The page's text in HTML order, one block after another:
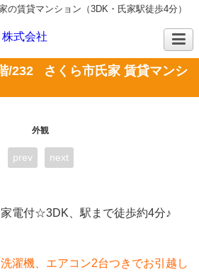
の賃貸マンション（3DK・氏家駅徒歩4分）
/232
さくら市氏家 賃貸マンシ
外観
prev next
電付☆3DK、駅まで徒歩約4分♪
濯機、エアコン2台つきでお引越し